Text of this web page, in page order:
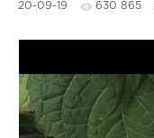
20-09-19 630 865